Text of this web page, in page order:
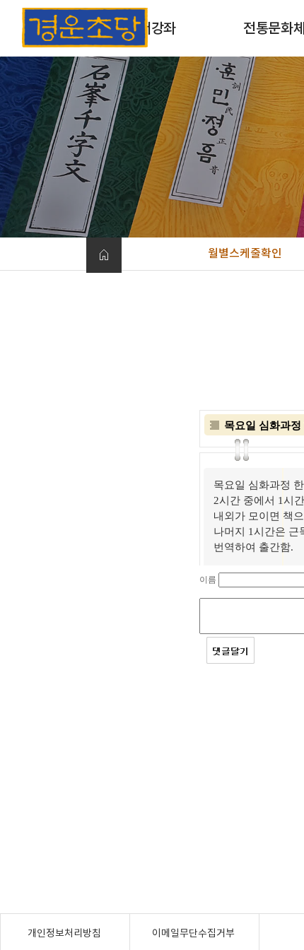
초서강좌
초서강좌 소개
과정안내
전통문화
목판 및 목활자
옛날책 만들
개인맞춤형체
월별스케줄확인
목요일 심화과정
목요일 심화과정
2시간 중에서 1시
내외가 모이면 책
나머지 1시간은 근
번역하여 출간함.
이름
개인정보처리방침 이메일무단수집거부